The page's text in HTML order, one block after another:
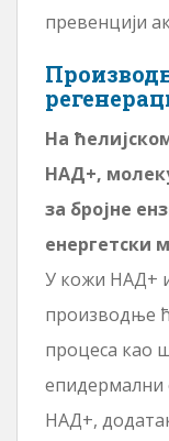
превенцији
На
НАД+,
за бројне
енергетски
У кожи НАД+
производње
процеса као
НАД+,